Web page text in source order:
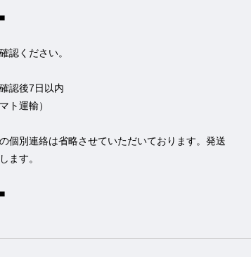
認ください。
認後7日以内
ト運輸）
個別連絡は省略させていただいております。発送
ます。